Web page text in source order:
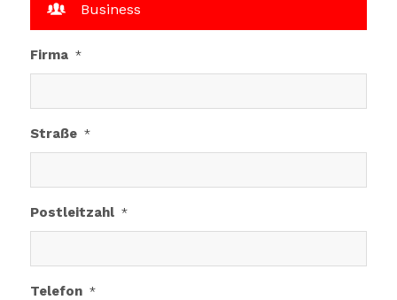
Business
Firma *
Straße *
Postleitzahl *
Telefon *